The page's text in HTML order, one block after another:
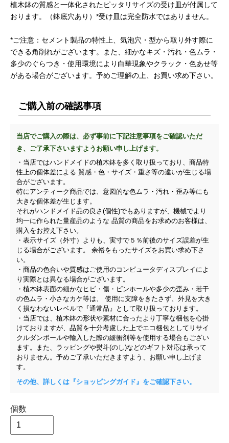
植木鉢の質感と一体化されたピッタリサイズの受け皿が付属して
おります。（鉢底穴あり）*受け皿は完全防水ではありません。
*ご注意：セメント製品の特性上、気泡穴・型から取り外す際に
できる角削れがございます。また、細かなキズ・汚れ・色ムラ・
多少のぐらつき・使用環境により白華現象やクラック・色あせ等
がある場合がございます。予めご理解の上、お買い求め下さい。
ご購入前の確認事項
当店でご購入の際は、必ず事前に下記注意事項をご確認いただ
き、ご了承下さいますようお願い申し上げます。
・当店ではハンドメイドの植木鉢を多く取り扱っており、商品特
性上の個体差による 質感・色・サイズ・重さ等の違いが生じる場
合がございます。
特にアンティーク商品では、意図的な色ムラ・汚れ・歪み等にも
大きな個体差が生じます。
それがハンドメイド品の良さ(個性)でもありますが、機械でより
均一に作られた量産品のような 品質の商品をお求めのお客様は、
購入をお控え下さい。
・表示サイズ（外寸）よりも、実寸で５％前後のサイズ誤差が生
じる場合がございます。 余裕をもったサイズをお買い求め下さ
い。
・商品の色合いや質感はご使用のコンピュータディスプレイによ
り実際とは異なる場合がございます。
・植木鉢表面の細かなヒビ・傷・ピンホールや多少の歪み・若干
の色ムラ・小さなカケ等は、 使用に支障をきたさず、外見を大き
く損なわないレベルで『通常品』として取り扱っております。
・当店では、植木鉢の形状や素材に合ったより丁寧な梱包を心掛
けておりますが、品質を十分考慮した上でエコ梱包としてリサイ
クルダンボールや輸入した際の緩衝剤等を使用する場合もござい
ます。また、ラッピングや熨斗(のし)などのギフト対応は承って
おりません。予めご了承いただきますよう、お願い申し上げま
す。
その他、詳しくは『ショッピングガイド』をご確認下さい。
個数